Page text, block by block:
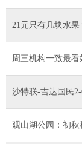
21元只有几块水果
周三机构一致最看
沙特联-吉达国民
观山湖公园：初